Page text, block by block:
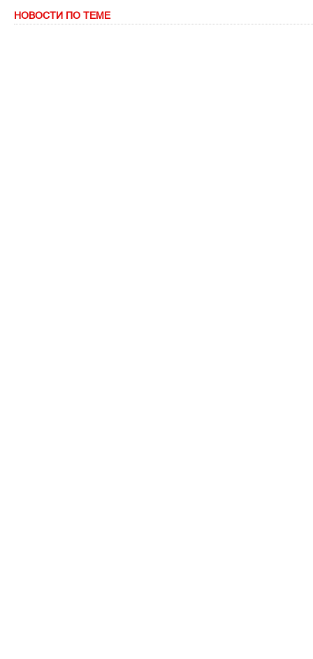
НОВОСТИ ПО ТЕМЕ